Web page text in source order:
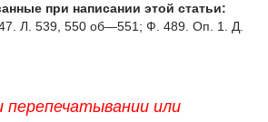
при написании этой статьи:
Л. 539, 550 об—551; Ф. 489. Оп. 1. Д.
перепечатывании или